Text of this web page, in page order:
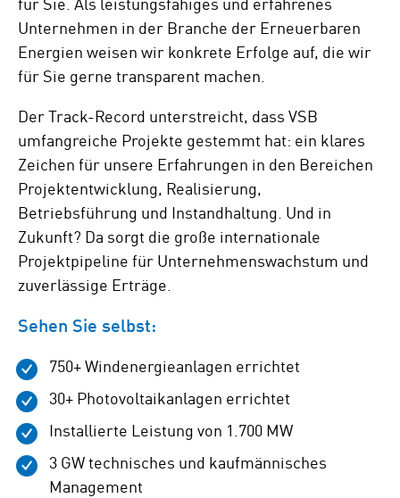
Unternehmen in der Branche der Erneuerbaren
Energien weisen wir konkrete Erfolge auf, die wir
für Sie gerne transparent machen.
Der Track-Record unterstreicht, dass VSB
umfangreiche Projekte gestemmt hat: ein klares
Zeichen für unsere Erfahrungen in den Bereichen
Projektentwicklung, Realisierung,
Betriebsführung und Instandhaltung. Und in
Zukunft? Da sorgt die große internationale
Projektpipeline für Unternehmenswachstum und
zuverlässige Erträge.
Sehen Sie selbst:
750+ Windenergieanlagen errichtet
30+ Photovoltaikanlagen errichtet
Installierte Leistung von 1.700 MW
3 GW technisches und kaufmännisches
Management